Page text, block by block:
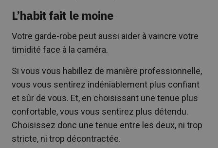
L’habit fait le moine
Votre garde-robe peut aussi aider à vaincre votre
timidité face à la caméra.
Si vous vous habillez de manière professionnelle,
vous vous sentirez indéniablement plus confiant
et sûr de vous. Et, en choisissant une tenue plus
confortable, vous vous sentirez plus détendu.
Choisissez donc une tenue entre les deux, ni trop
stricte, ni trop décontractée.